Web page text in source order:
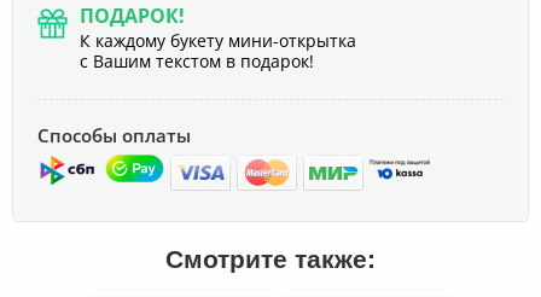
ПОДАРОК!
К каждому букету мини-открытка
с Вашим текстом в подарок!
Способы оплаты
Смотрите также: